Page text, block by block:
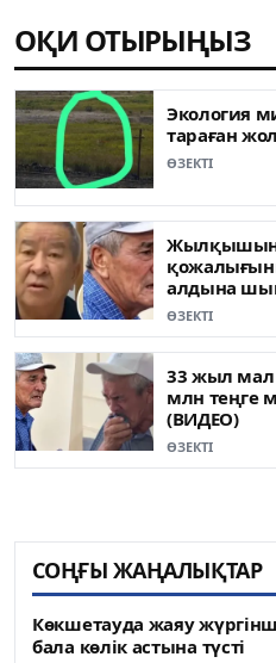
ОҚИ ОТЫРЫҢЫЗ
Экология
тараған
ӨЗЕКТІ
алдына
ӨЗЕКТІ
33 жыл мал
млн теңге
(ВИДЕО)
ӨЗЕКТІ
СОҢҒЫ ЖАҢАЛЫҚТАР
Көкшетауда жаяу
бала көлік астына түсті